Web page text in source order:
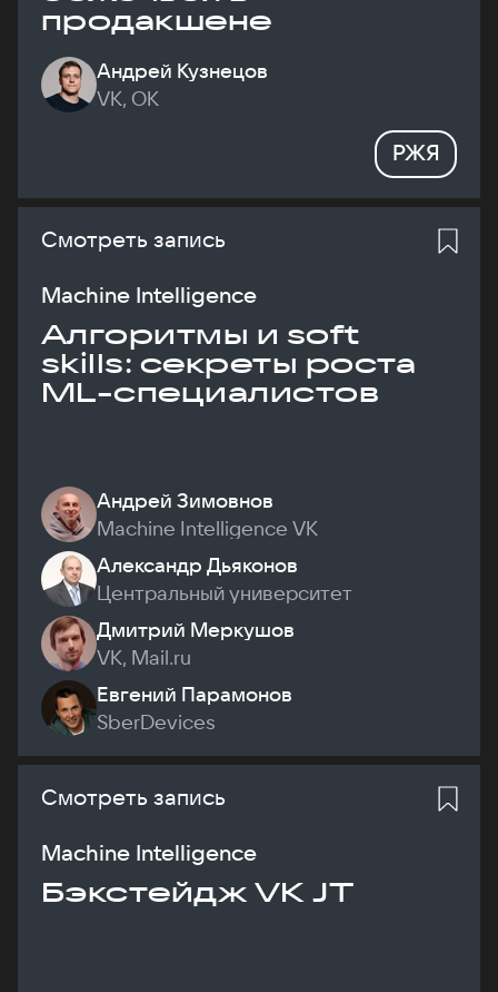
продакшене
Андрей Кузнецов
VK, ОК
РЖЯ
Смотреть запись
Machine Intelligence
Алгоритмы и soft
skills: секреты роста
ML-специалистов
Андрей Зимовнов
Machine Intelligence VK
Александр Дьяконов
Центральный университет
Дмитрий Меркушов
VK, Mail.ru
Евгений Парамонов
SberDevices
Смотреть запись
Machine Intelligence
Бэкстейдж VK JT